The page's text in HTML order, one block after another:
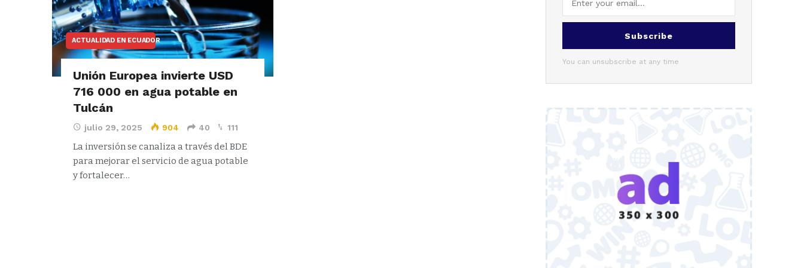
ACTUALIDAD EN ECUADOR
Unión Europea invierte USD
716 000 en agua potable en
Tulcán
julio 29, 2025 904 40 111
La inversión se canaliza a través del BDE
para mejorar el servicio de agua potable
y fortalecer…
Subscribe
You can unsubscribe at any time